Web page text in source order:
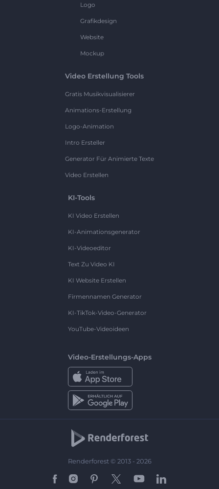
Logo
Grafikdesign
Website
Mockup
Video Erstellung Tools
Gratis Musikvisualisierer
Animations-Erstellung
Logo-Animation
Intro Ersteller
Generator Für Animierte Texte
Video Erstellen
KI-Tools
KI Video Erstellen
KI-Animationsgenerator
KI-Videoeditor
Text Zu Video KI
KI Website Erstellen
Firmennamen Generator
KI-TikTok-Video-Generator
YouTube-Videoideen
Video-Erstellungs-Apps
Renderforest © 2013 - 2026